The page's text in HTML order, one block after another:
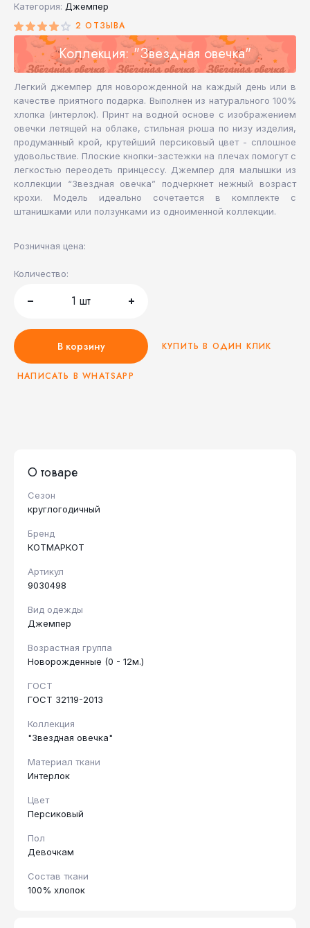
Категория: Джемпер
2 ОТЗЫВА
Коллекция: "Звездная овечка"
Легкий джемпер для новорожденной на каждый день или в
качестве приятного подарка. Выполнен из натурального 100%
хлопка (интерлок). Принт на водной основе с изображением
овечки летящей на облаке, стильная рюша по низу изделия,
продуманный крой, крутейший персиковый цвет - сплошное
удовольствие. Плоские кнопки-застежки на плечах помогут с
легкостью переодеть принцессу. Джемпер для малышки из
коллекции “Звездная овечка” подчеркнет нежный возраст
крохи. Модель идеально сочетается в комплекте с
штанишками или ползунками из одноименной коллекции.
Розничная цена:
Количество:
1 шт
В корзину КУПИТЬ В ОДИН КЛИК
НАПИСАТЬ В WHATSAPP
О товаре
Сезон
круглогодичный
Бренд
КОТМАРКОТ
Артикул
9030498
Вид одежды
Джемпер
Возрастная группа
Новорожденные (0 - 12м.)
ГОСТ
ГОСТ 32119-2013
Коллекция
"Звездная овечка"
Материал ткани
Интерлок
Цвет
Персиковый
Пол
Девочкам
Состав ткани
100% хлопок